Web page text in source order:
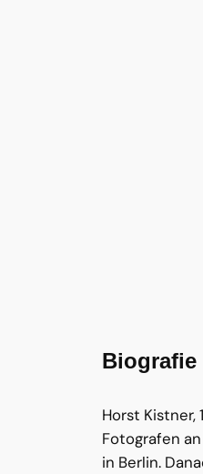
Biografie
Horst
Fotografen
in Berlin.